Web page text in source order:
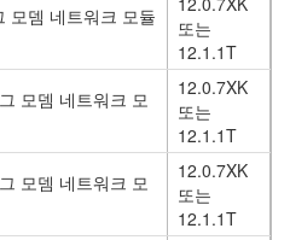
모뎀 네트워크 모듈
또는
12.1.1T
모뎀 네트워크 모
12.0.7XK
또는
12.1.1T
모뎀 네트워크 모
12.0.7XK
또는
12.1.1T